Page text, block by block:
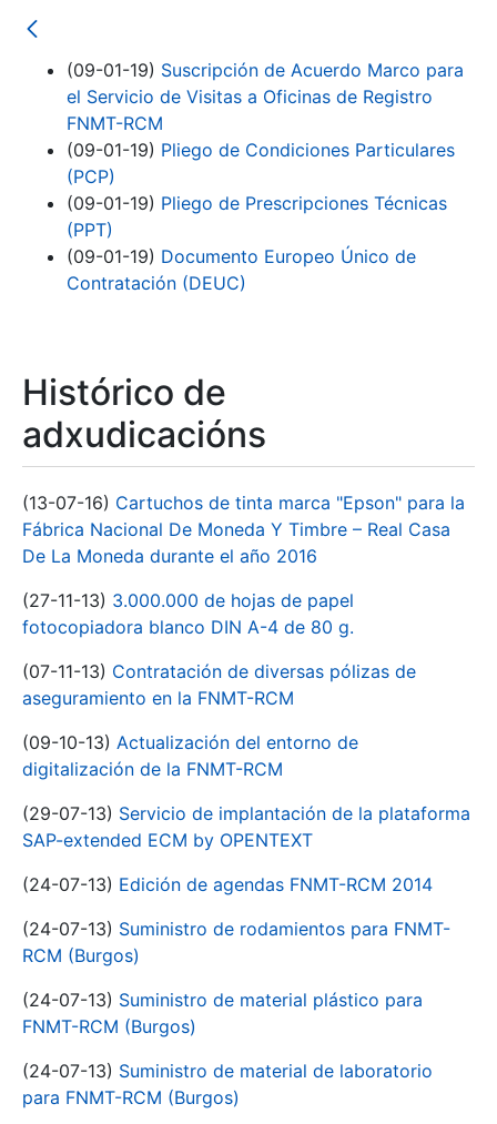
(09-01-19) Suscripción de Acuerdo Marco para
el Servicio de Visitas a Oficinas de Registro
FNMT-RCM
(09-01-19) Pliego de Condiciones Particulares
(PCP)
(09-01-19) Pliego de Prescripciones Técnicas
(PPT)
(09-01-19) Documento Europeo Único de
Contratación (DEUC)
Histórico de
adxudicacións
(13-07-16) Cartuchos de tinta marca "Epson" para la
Fábrica Nacional De Moneda Y Timbre – Real Casa
De La Moneda durante el año 2016
(27-11-13) 3.000.000 de hojas de papel
fotocopiadora blanco DIN A-4 de 80 g.
(07-11-13) Contratación de diversas pólizas de
aseguramiento en la FNMT-RCM
(09-10-13) Actualización del entorno de
digitalización de la FNMT-RCM
(29-07-13) Servicio de implantación de la plataforma
SAP-extended ECM by OPENTEXT
(24-07-13) Edición de agendas FNMT-RCM 2014
(24-07-13) Suministro de rodamientos para FNMT-
RCM (Burgos)
(24-07-13) Suministro de material plástico para
FNMT-RCM (Burgos)
(24-07-13) Suministro de material de laboratorio
para FNMT-RCM (Burgos)